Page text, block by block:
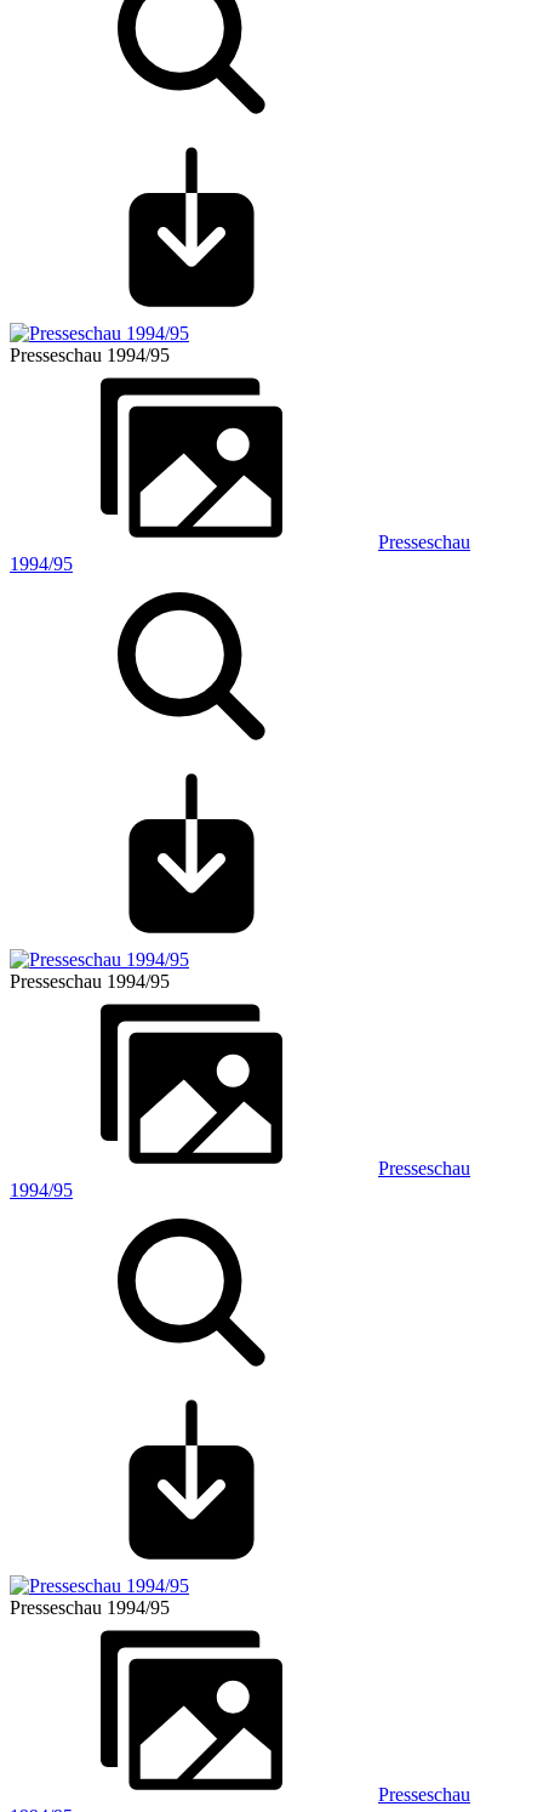
Presseschau 1994/95
Presseschau
1994/95
Presseschau 1994/95
Presseschau
1994/95
Presseschau 1994/95
Presseschau